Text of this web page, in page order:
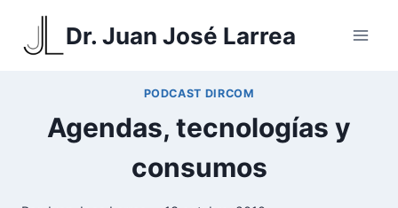
Saltar
Dr. Juan José Larrea
PODCAST DIRCOM
Agendas, tecnologías y
consumos